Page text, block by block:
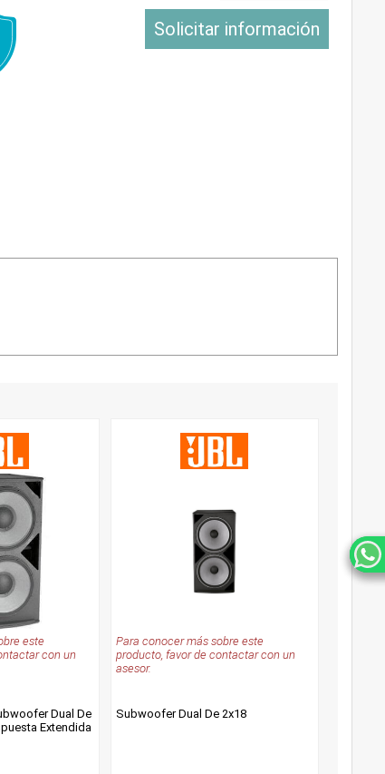
Solicitar información
este
con un
Dual De
Extendida
Para conocer más sobre este
producto, favor de contactar con un
asesor.
Subwoofer Dual De 2x18